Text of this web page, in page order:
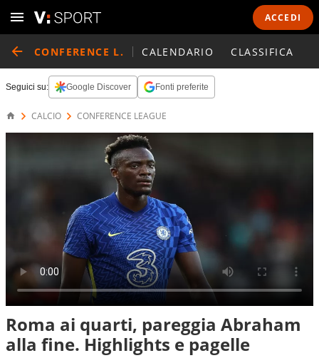
ACCEDI
CONFERENCE L. CALENDARIO CLASSIFICA
Seguici su: Google Discover Fonti preferite
CALCIO CONFERENCE LEAGUE
Roma ai quarti, pareggia Abraham
alla fine. Highlights e pagelle